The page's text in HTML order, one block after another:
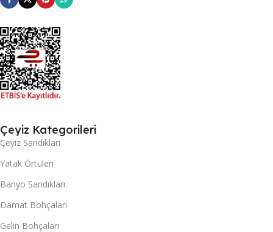
Çeyiz Kategorileri
Çeyiz Sandıkları
Yatak Örtüleri
Banyo Sandıkları
Damat Bohçaları
Gelin Bohçaları